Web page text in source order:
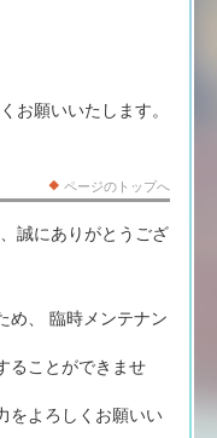
お願いいたします。
ページのトップへ
誠にありがとうござ
め、 臨時メンテナン
ることができませ
をよろしくお願いい